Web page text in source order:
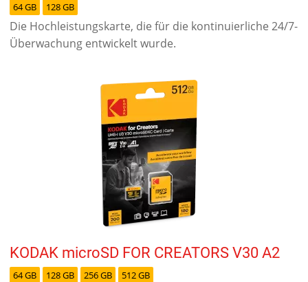
64 GB 128 GB
Die Hochleistungskarte, die für die kontinuierliche 24/7-
Überwachung entwickelt wurde.
KODAK microSD FOR CREATORS V30 A2
64 GB 128 GB 256 GB 512 GB